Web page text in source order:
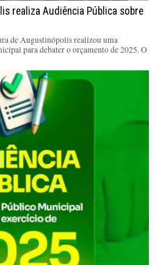
realiza Audiência Pública sobre
de Augustinópolis realizou uma
para debater o orçamento de 2025. O